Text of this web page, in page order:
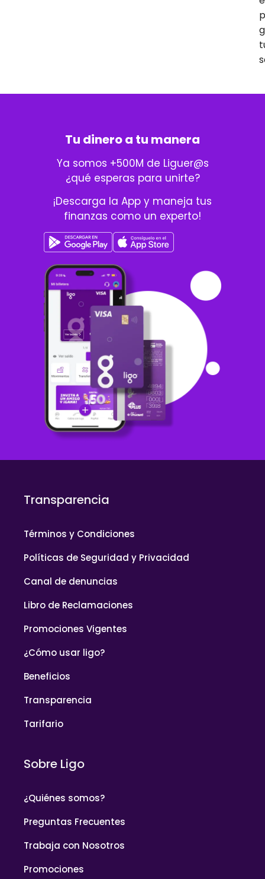
Tu dinero a tu manera
Ya somos +500M de Liguer@s
¿qué esperas para unirte?
¡Descarga la App y maneja tus
finanzas como un experto!
Transparencia
Términos y Condiciones
Políticas de Seguridad y Privacidad
Canal de denuncias
Libro de Reclamaciones
Promociones Vigentes
¿Cómo usar ligo?
Beneficios
Transparencia
Tarifario
Sobre Ligo
¿Quiénes somos?
Preguntas Frecuentes
Trabaja con Nosotros
Promociones